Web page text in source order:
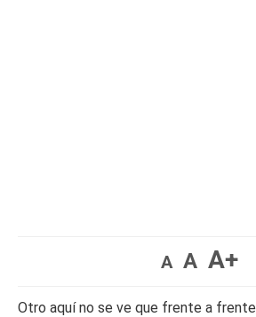
A A A+
Otro aquí no se ve que frente a frente